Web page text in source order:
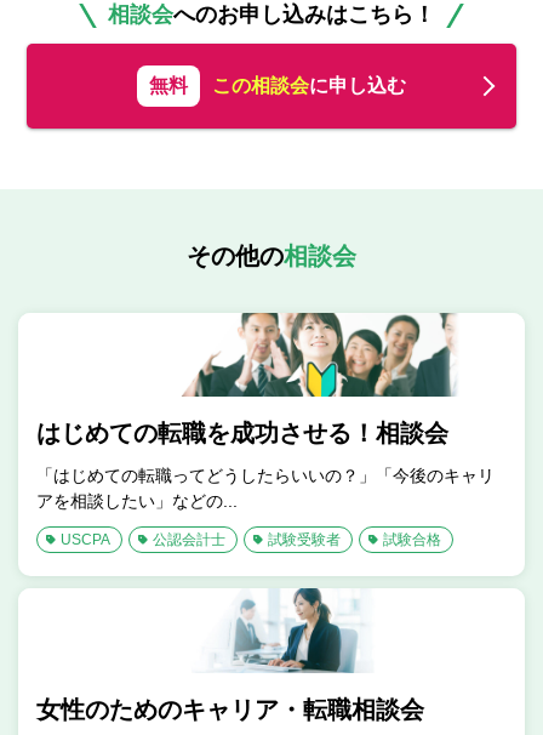
相談会へのお申し込みはこちら！
無料 この相談会に申し込む
その他の相談会
はじめての転職を成功させる！相談会
「はじめての転職ってどうしたらいいの？」「今後のキャリ
アを相談したい」などの...
USCPA 公認会計士 試験受験者 試験合格
女性のためのキャリア・転職相談会